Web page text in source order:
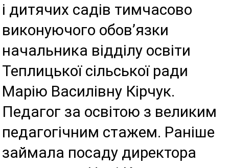
і дитячих садів тимчасово
виконуючого обов’язки
начальника відділу освіти
Теплицької сільської ради
Марію Василівну Кірчук.
Педагог за освітою з великим
педагогічним стажем. Раніше
займала посаду директора